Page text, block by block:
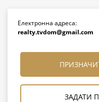
Електронна адреса:
realty.tvdom@gmail.com
ЗАДАТИ